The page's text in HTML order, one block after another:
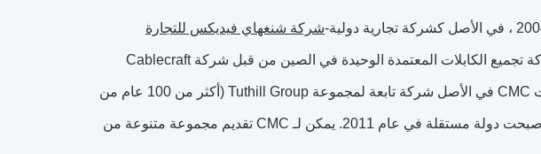
شركة شنغهاي فيديكس للتجارة
(المقر الرئيسي لشركة PMC) ، وأصبحت شركة تجميع الكابلات المعتمدة الوحيدة في الصين من قبل شركة Cablecraft
Motion Controls (CMC) الأمريكية في عام 2011. كانت CMC في الأصل شركة تابعة لمجموعة Tuthill Group (أكثر من 100 عام من
التاريخ) ، ومقرها في نيو هافن إنديانا الولايات المتحدة وأصبحت دولة مستقلة في عام 2011. يمكن لـ CMC تقديم مجموعة متنوعة من